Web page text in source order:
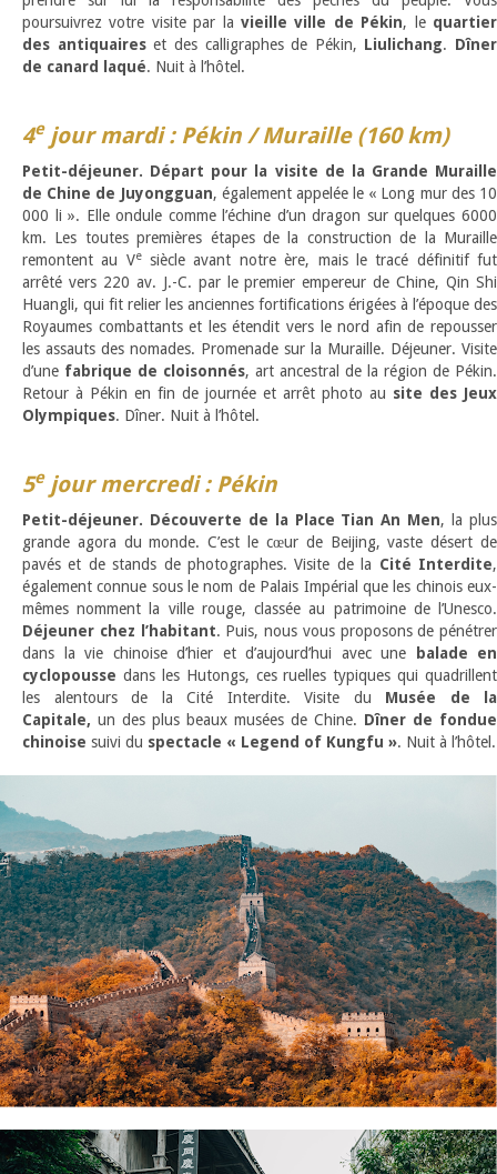
poursuivrez votre visite par la vieille ville de Pékin, le quartier
des antiquaireset des calligraphes de Pékin, Liulichang. Dîner
de canard laqué. Nuit à l’hôtel.
4ejour mardi : Pékin / Muraille (160 km)
Petit-déjeuner. Départ pour la visite de la Grande Muraille
de Chine de Juyongguan, également appelée le « Long mur des 10
000 li ». Elle ondule comme l’échine d’un dragon sur quelques 6000
km. Les toutes premières étapes de la construction de la Muraille
remontent au Vesiècle avant notre ère, mais le tracé définitif fut
arrêté vers 220 av. J.-C. par le premier empereur de Chine, Qin Shi
Huangli, qui fit relier les anciennes fortifications érigées à l’époque des
Royaumes combattants et les étendit vers le nord afin de repousser
les assauts des nomades. Promenade sur la Muraille. Déjeuner. Visite
d’une fabrique de cloisonnés, art ancestral de la région de Pékin.
Retour à Pékin en fin de journée et arrêt photo au site des Jeux
Olympiques. Dîner. Nuit à l’hôtel.
5ejour mercredi : Pékin
Petit-déjeuner. Découverte de la Place Tian An Men, la plus
grande agora du monde. C’est le cœur de Beijing, vaste désert de
pavés et de stands de photographes. Visite de la Cité Interdite,
également connue sous le nom de Palais Impérial que les chinois eux-
mêmes nomment la ville rouge, classée au patrimoine de l’Unesco.
Déjeuner chez l’habitant. Puis, nous vous proposons de pénétrer
dans la vie chinoise d’hier et d’aujourd’hui avec une
balade en
cyclopousse dans les Hutongs, ces ruelles typiques qui quadrillent
les alentours de la Cité Interdite. Visite du Musée de la
Capitale, un des plus beaux musées de Chine. Dîner de fondue
chinoise suivi du spectacle « Legend of Kungfu ». Nuit à l’hôtel.